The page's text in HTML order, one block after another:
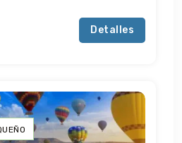
Detalles